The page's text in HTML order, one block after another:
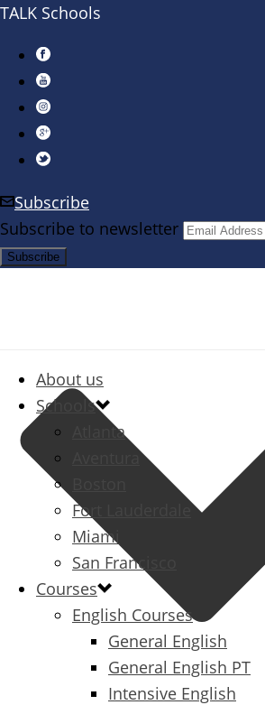
TALK Schools
Subscribe
Subscribe to newsletter
About us
Schools
Atlanta
Aventura
Fort Lauderdale
Miami
San Francisco
Courses
English Courses
General English
General English PT
Intensive English